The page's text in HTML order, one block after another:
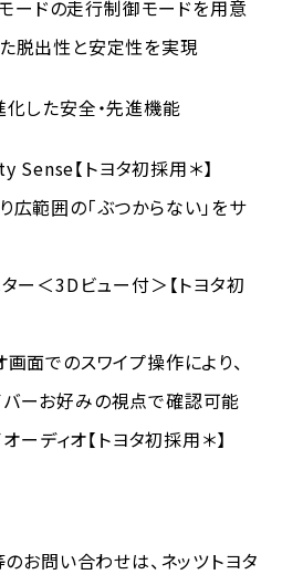
ードの走行制御モードを用意
脱出性と安定性を実現
化した安全・先進機能
【トヨタ初採用＊】
範囲の「ぶつからない」をサ
ー＜3Dビュー付＞【トヨタ初
面でのスワイプ操作により、
ーお好みの視点で確認可能
ーディオ【トヨタ初採用＊】
お問い合わせは、ネッツトヨタ